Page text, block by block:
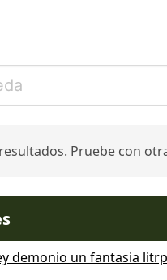
Pruebe con
demonio un fantasia